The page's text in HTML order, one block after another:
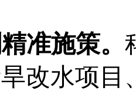
准施策。
改水项